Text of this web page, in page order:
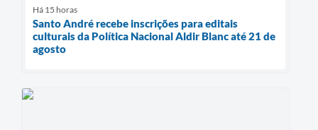
Há 15 horas
Santo André recebe inscrições para editais
culturais da Política Nacional Aldir Blanc até 21 de
agosto